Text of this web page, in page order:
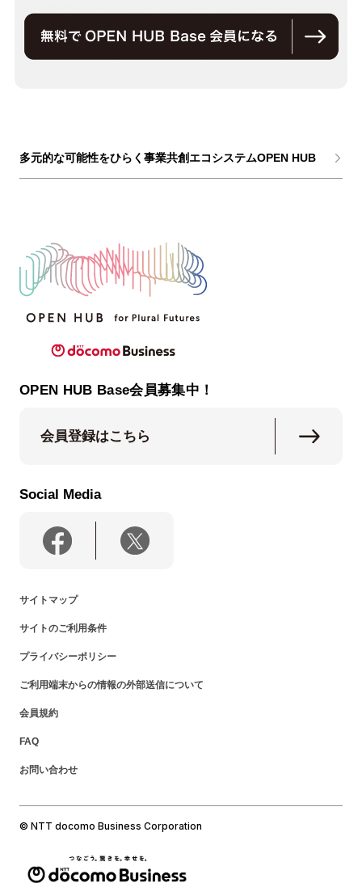
多元的な可能性をひらく事業共創エコシステムOPEN HUB
OPEN HUB Base会員募集中！
会員登録はこちら
Social Media
サイトマップ
サイトのご利用条件
プライバシーポリシー
ご利用端末からの情報の外部送信について
会員規約
FAQ
お問い合わせ
© NTT docomo Business Corporation